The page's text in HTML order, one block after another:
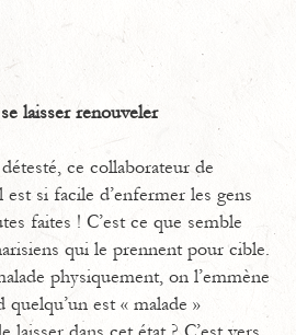
laisser renouveler
ce collaborateur de
si facile d’enfermer les gens
faites ! C’est ce que semble
qui le prennent pour cible.
physiquement, on l’emmène
est « malade »